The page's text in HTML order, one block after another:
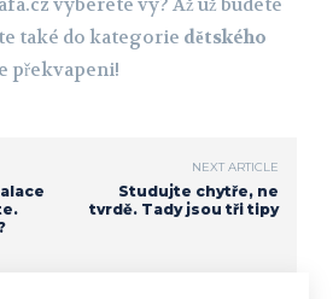
vyberete vy? Až už budete
také do kategorie dětského
překvapeni!
NEXT ARTICLE
Studujte chytře, ne
tvrdě. Tady jsou tři tipy